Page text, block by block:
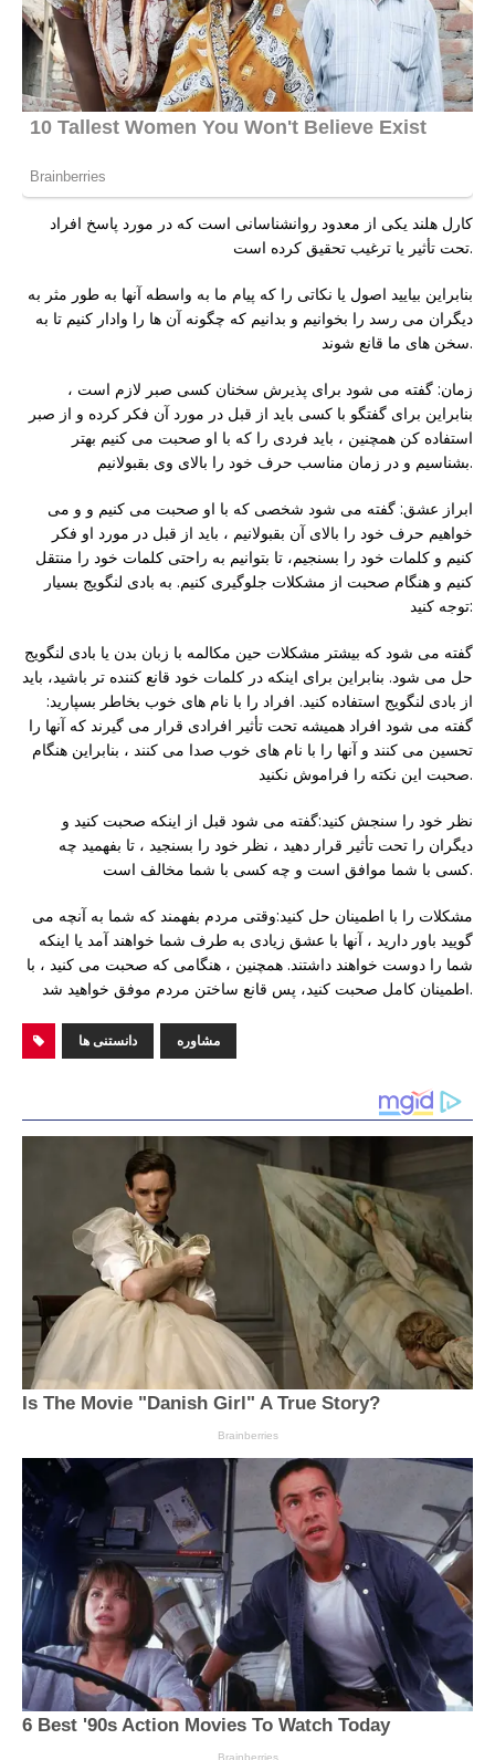
کارل هلند یکی از معدود روانشناسانی است که در مورد پاسخ افراد
تحت تأثیر یا ترغیب تحقیق کرده است.
بنابراین بیایید اصول یا نکاتی را که پیام ما به واسطه آنها به طور مثر به
دیگران می رسد را بخوانیم و بدانیم که چگونه آن ها را وادار کنیم تا به
سخن های ما قانع شوند.
زمان: گفته می شود برای پذیرش سخنان کسی صبر لازم است ،
بنابراین برای گفتگو با کسی باید از قبل در مورد آن فکر کرده و از صبر
استفاده کن همچنین ، باید فردی را که با او صحبت می کنیم بهتر
بشناسیم و در زمان مناسب حرف خود را بالای وی بقبولانیم.
ابراز عشق: گفته می شود شخصی که با او صحبت می کنیم و و می
خواهیم حرف خود را بالای آن بقبولانیم ، باید از قبل در مورد او فکر
کنیم و کلمات خود را بسنجیم، تا بتوانیم به راحتی کلمات خود را منتقل
کنیم و هنگام صحبت از مشکلات جلوگیری کنیم. به بادی لنگویج بسیار
توجه کنید:
گفته می شود که بیشتر مشکلات حین مکالمه با زبان بدن یا بادی لنگویج
حل می شود. بنابراین برای اینکه در کلمات خود قانع کننده تر باشید، باید
از بادی لنگویج استفاده کنید. افراد را با نام های خوب بخاطر بسپارید:
گفته می شود افراد همیشه تحت تأثیر افرادی قرار می گیرند که آنها را
تحسین می کنند و آنها را با نام های خوب صدا می کنند ، بنابراین هنگام
صحبت این نکته را فراموش نکنید.
نظر خود را سنجش کنید:گفته می شود قبل از اینکه صحبت کنید و
دیگران را تحت تأثیر قرار دهید ، نظر خود را بسنجید ، تا بفهمید چه
کسی با شما موافق است و چه کسی با شما مخالف است.
مشکلات را با اطمینان حل کنید:وقتی مردم بفهمند که شما به آنچه می
گویید باور دارید ، آنها با عشق زیادی به طرف شما خواهند آمد یا اینکه
شما را دوست خواهند داشتند. همچنین ، هنگامی که صحبت می کنید ، با
اطمینان کامل صحبت کنید، پس قانع ساختن مردم موفق خواهید شد.
دانستنی ها مشاوره